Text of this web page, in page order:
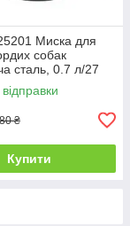
Миска для
собак
сталь, 0.7 л/27
₴
Купити